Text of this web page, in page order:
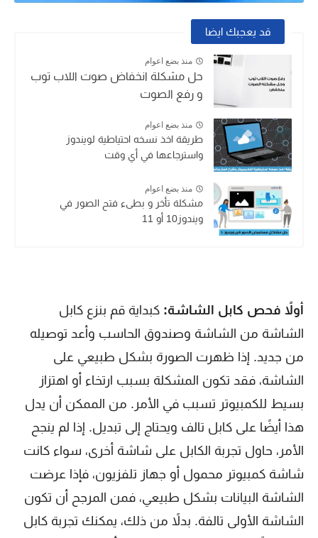
قد يعجبك ايضا
منذ بضع اعوام
حل مشكلة انخفاض صوت اللاب توب
و رفع الصوت
منذ بضع اعوام
طريقة اخذ نسخه احتياطية لويندوز
واسترجاعها في أي وقت
منذ بضع اعوام
مشكلة تأخر و بطىء فتح الصور في
ويندوز10 أو 11
أولاً فحص كابل الشاشة: كبداية قم بنزع كابل
الشاشة من الشاشة وصندوق الحاسب وأعد توصيله
من جديد. إذا ظهرت الصورة بشكل طبيعي على
الشاشة، فقد تكون المشكلة بسبب ارتخاء أو اهتزاز
بسيط للكمبيوتر تسبب في الأمر. من الممكن أن يدل
هذا أيضًا على كابل تالف ويحتاج إلى تبديل. إذا لم ينجح
الأمر، حاول تجربة الكابل على شاشة أخرى، سواء كانت
شاشة كمبيوتر محمول أو جهاز تلفزيون، فإذا عرضت
الشاشة البيانات بشكل طبيعي، فمن المرجح أن تكون
الشاشة الأولى تالفة. بدلاً من ذلك، يمكنك تجربة كابل